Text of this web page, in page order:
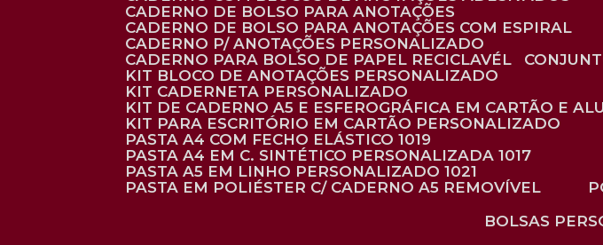
CADERNO DE BOLSO PARA ANOTAÇÕES
CADERNO DE BOLSO PARA ANOTAÇÕES COM ESPIRAL
CADERNO P/ ANOTAÇÕES PERSONALIZADO
CADERNO PARA BOLSO DE PAPEL RECICLAVÉL
KIT BLOCO DE ANOTAÇÕES PERSONALIZADO
KIT CADERNETA PERSONALIZADO
KIT DE CADERNO A5 E ESFEROGRÁFICA EM CARTÃO E
KIT PARA ESCRITÓRIO EM CARTÃO PERSONALIZADO
PASTA A4 COM FECHO ELÁSTICO 1019
PASTA A4 EM C. SINTÉTICO PERSONALIZADA 1017
PASTA A5 EM LINHO PERSONALIZADO 1021
PASTA EM POLIÉSTER C/ CADERNO A5 REMOVÍVEL
BOLSAS